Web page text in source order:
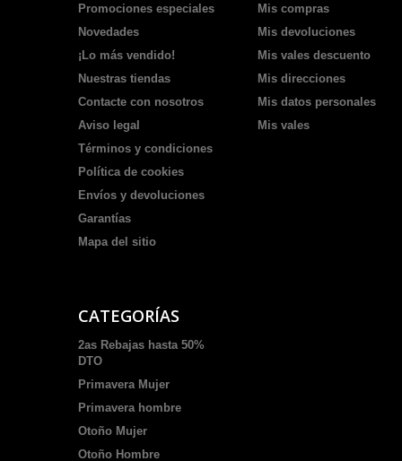
Promociones especiales
Novedades
¡Lo más vendido!
Nuestras tiendas
Contacte con nosotros
Aviso legal
Términos y condiciones
Política de cookies
Envíos y devoluciones
Garantías
Mapa del sitio
Mis compras
Mis devoluciones
Mis vales descuento
Mis direcciones
Mis datos personales
Mis vales
CATEGORÍAS
2as Rebajas hasta 50%
DTO
Primavera Mujer
Primavera hombre
Otoño Mujer
Otoño Hombre